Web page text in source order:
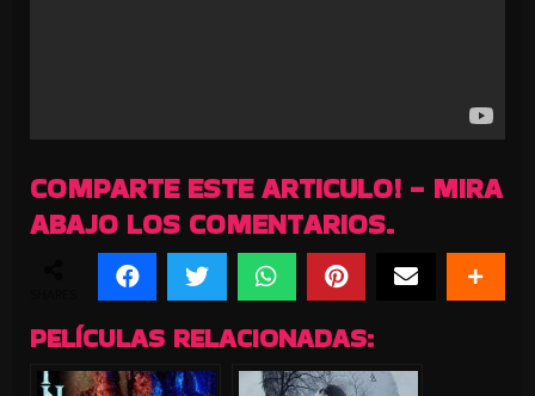
COMPARTE ESTE ARTICULO! - MIRA
ABAJO LOS COMENTARIOS.
PELÍCULAS RELACIONADAS: